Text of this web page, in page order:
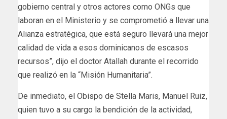
gobierno central y otros actores como ONGs que
laboran en el Ministerio y se comprometió a llevar una
Alianza estratégica, que está seguro llevará una mejor
calidad de vida a esos dominicanos de escasos
recursos”, dijo el doctor Atallah durante el recorrido
que realizó en la “Misión Humanitaria”.
De inmediato, el Obispo de Stella Maris, Manuel Ruiz,
quien tuvo a su cargo la bendición de la actividad,